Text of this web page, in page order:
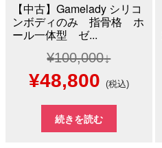
【中古】Gamelady シリコ
ンボディのみ 指骨格 ホ
ール一体型 ゼ...
¥100,000
元
の
価
¥48,800現
在
の
(税込)
続きを読む